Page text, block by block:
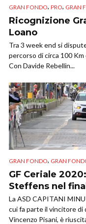
GRAN FONDO, PRO, GRAN
Ricognizione
Loano
Tra 3 week end si
percorso di circa 100
Con Davide Rebellin...
GRAN FONDO, GRAN
GF Ceriale
Steffens nel
La ASD CAPITANI
cui fa parte il vincitore di
Vincenzo Pisani, è